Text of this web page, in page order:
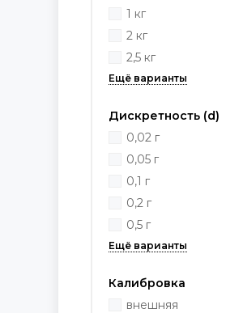
1 кг
2 кг
2,5 кг
Дискретность (d)
0,02 г
0,05 г
0,1 г
0,2 г
0,5 г
Калибровка
внешняя